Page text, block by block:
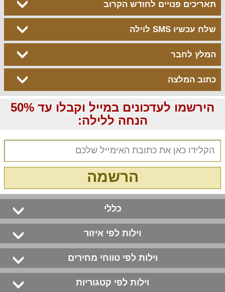
תאריכים פנויים לחודש הקרוב
שלח עכשיו SMS לוילה
המלץ לחבר
כתוב המלצה
הירשמו לעדכונים במייל וקבלו עד 50%
הנחה ללילה:
הרשמה
כללי
וילות לפי איזור
וילות לפי טווחי מחירים
וילות לפי קטגוריות